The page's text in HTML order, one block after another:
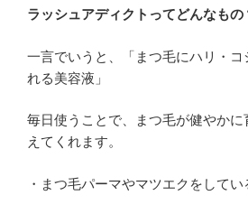
ラッシュアディクトってどんなもの
一言でいうと、「まつ毛にハリ・コ
れる美容液」
毎日使うことで、まつ毛が健やか
えてくれます。
・まつ毛パーマやマツエクをしてい